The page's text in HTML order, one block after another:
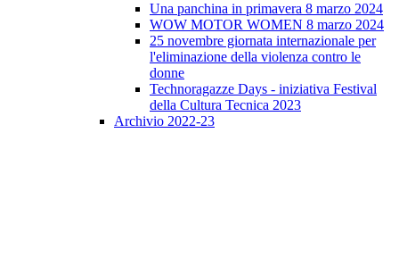
Una panchina in primavera 8 marzo 2024
WOW MOTOR WOMEN 8 marzo 2024
25 novembre giornata internazionale per
l'eliminazione della violenza contro le
donne
Technoragazze Days - iniziativa Festival
della Cultura Tecnica 2023
Archivio 2022-23